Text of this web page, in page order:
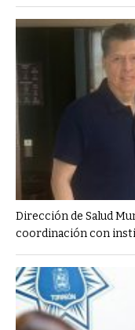
Dirección de Salud
coordinación con